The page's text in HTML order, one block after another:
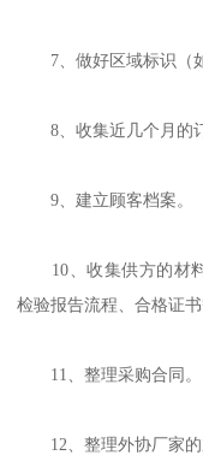
7、做好区域标识（如
8、收集近几个月的订
9、建立顾客档案。
10、收集供方的材料
检验报告流程、合格证书
11、整理采购合同。
12、整理外协厂家的